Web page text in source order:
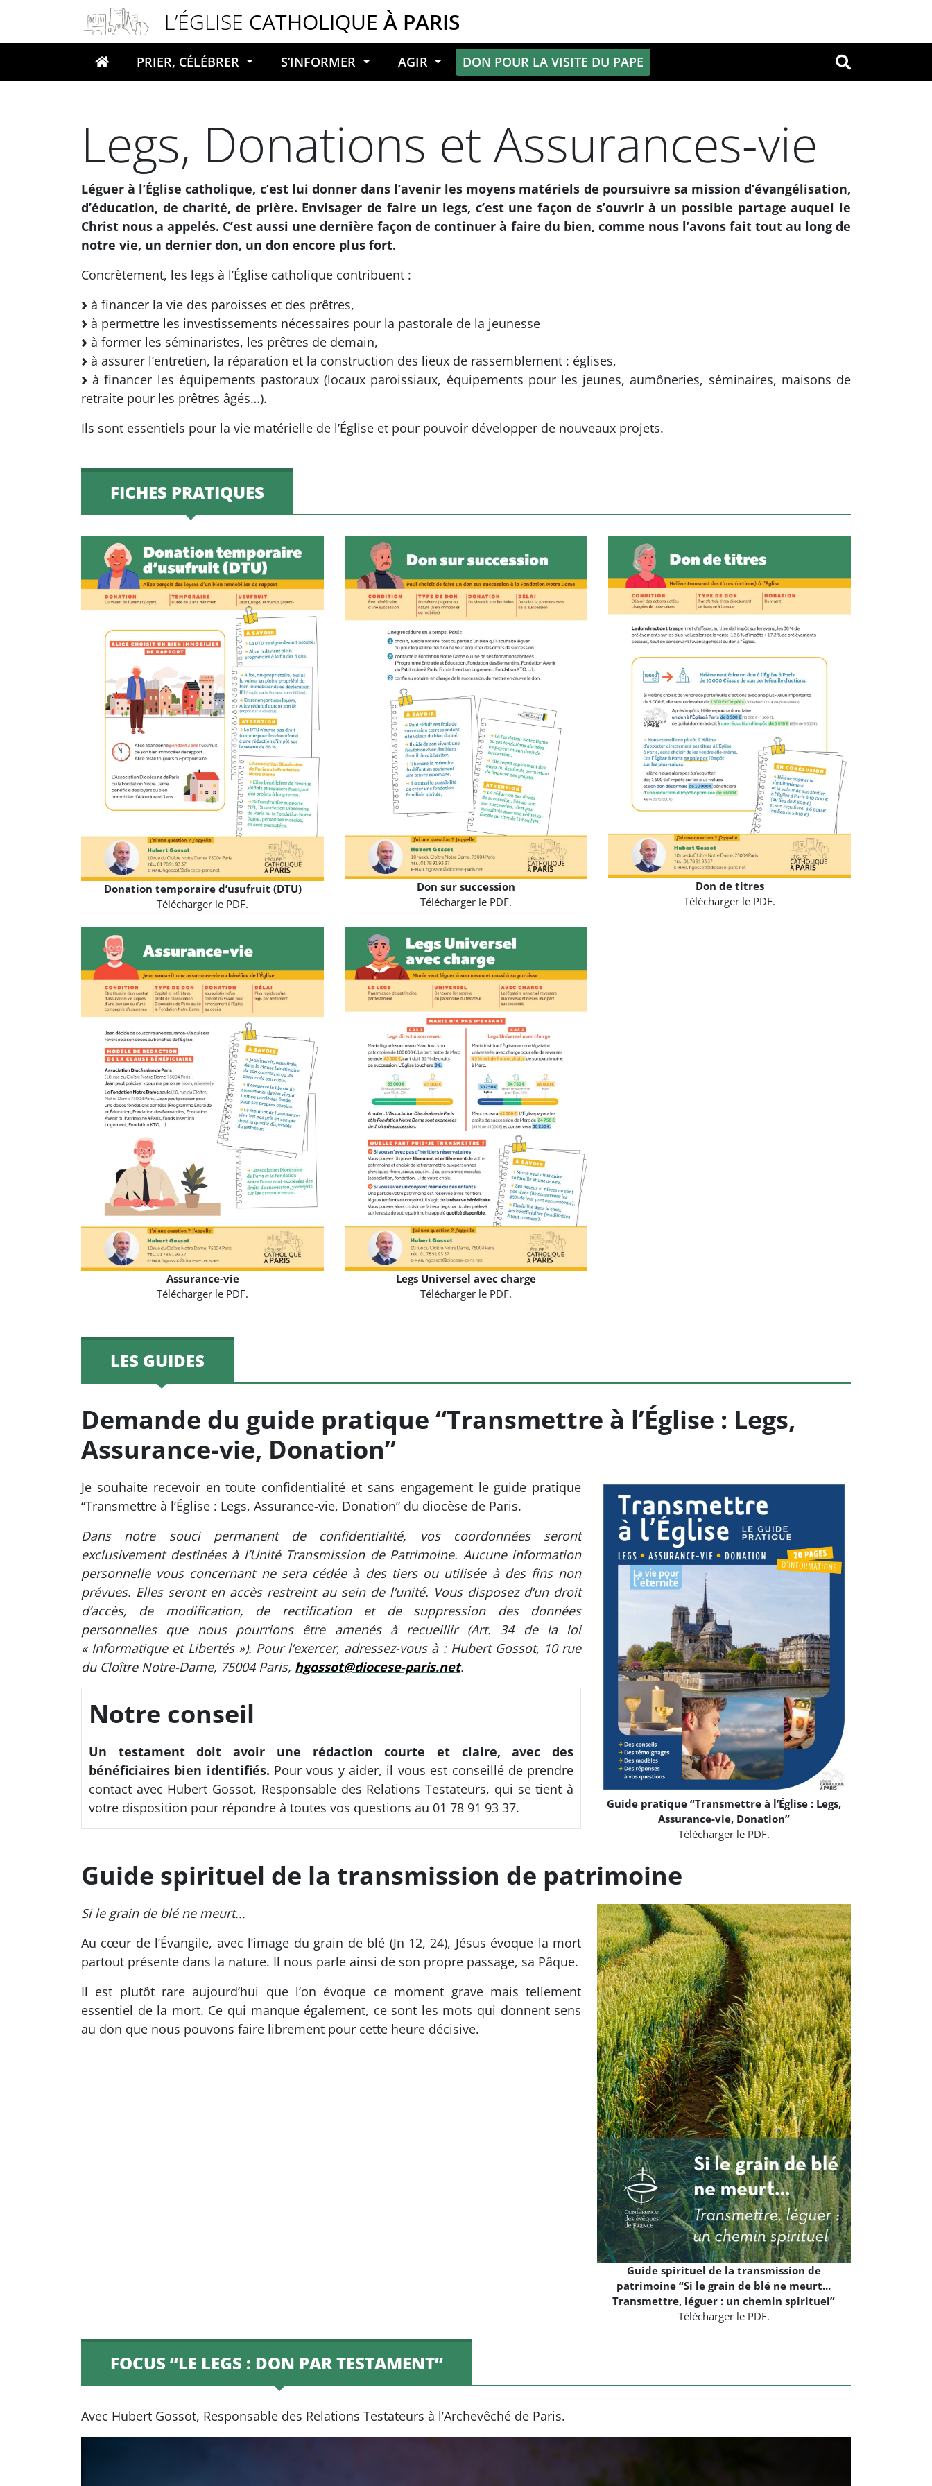
L’ÉGLISE CATHOLIQUE À PARIS
Votre recherche OK
PRIER, CÉLÉBRER S’INFORMER AGIR DON POUR LA VISITE DU PAPE
Legs, Donations et Assurances-vie
Léguer à l’Église catholique, c’est lui donner dans l’avenir les moyens matériels de poursuivre sa mission d’évangélisation,
d’éducation, de charité, de prière. Envisager de faire un legs, c’est une façon de s’ouvrir à un possible partage auquel le
Christ nous a appelés. C’est aussi une dernière façon de continuer à faire du bien, comme nous l’avons fait tout au long de
notre vie, un dernier don, un don encore plus fort.
Concrètement, les legs à l’Église catholique contribuent :
à financer la vie des paroisses et des prêtres,
à permettre les investissements nécessaires pour la pastorale de la jeunesse
à former les séminaristes, les prêtres de demain,
à assurer l’entretien, la réparation et la construction des lieux de rassemblement : églises,
à financer les équipements pastoraux (locaux paroissiaux, équipements pour les jeunes, aumôneries, séminaires, maisons de
retraite pour les prêtres âgés…).
Ils sont essentiels pour la vie matérielle de l’Église et pour pouvoir développer de nouveaux projets.
FICHES PRATIQUES
Donation temporaire d’usufruit (DTU)
Télécharger le PDF.
Don sur succession
Télécharger le PDF.
Don de titres
Télécharger le PDF.
Assurance-vie
Télécharger le PDF.
Legs Universel avec charge
Télécharger le PDF.
LES GUIDES
Demande du guide pratique “Transmettre à l’Église : Legs,
Assurance-vie, Donation”
Guide pratique “Transmettre à l’Église : Legs,
Assurance-vie, Donation”
Télécharger le PDF.
Je souhaite recevoir en toute confidentialité et sans engagement le guide pratique
“Transmettre à l’Église : Legs, Assurance-vie, Donation” du diocèse de Paris.
Dans notre souci permanent de confidentialité, vos coordonnées seront
exclusivement destinées à l’Unité Transmission de Patrimoine. Aucune information
personnelle vous concernant ne sera cédée à des tiers ou utilisée à des fins non
prévues. Elles seront en accès restreint au sein de l’unité. Vous disposez d’un droit
d’accès, de modification, de rectification et de suppression des données
personnelles que nous pourrions être amenés à recueillir (Art. 34 de la loi
« Informatique et Libertés »). Pour l’exercer, adressez-vous à : Hubert Gossot, 10 rue
du Cloître Notre-Dame, 75004 Paris, hgossot@diocese-paris.net.
Notre conseil
Un testament doit avoir une rédaction courte et claire, avec des
bénéficiaires bien identifiés. Pour vous y aider, il vous est conseillé de prendre
contact avec Hubert Gossot, Responsable des Relations Testateurs, qui se tient à
votre disposition pour répondre à toutes vos questions au 01 78 91 93 37.
Guide spirituel de la transmission de patrimoine
Guide spirituel de la transmission de
patrimoine “Si le grain de blé ne meurt...
Transmettre, léguer : un chemin spirituel”
Télécharger le PDF.
Si le grain de blé ne meurt...
Au cœur de l’Évangile, avec l’image du grain de blé (Jn 12, 24), Jésus évoque la mort
partout présente dans la nature. Il nous parle ainsi de son propre passage, sa Pâque.
Il est plutôt rare aujourd’hui que l’on évoque ce moment grave mais tellement
essentiel de la mort. Ce qui manque également, ce sont les mots qui donnent sens
au don que nous pouvons faire librement pour cette heure décisive.
FOCUS “LE LEGS : DON PAR TESTAMENT”
Avec Hubert Gossot, Responsable des Relations Testateurs à l’Archevêché de Paris.
Panneau de gestion des cookies